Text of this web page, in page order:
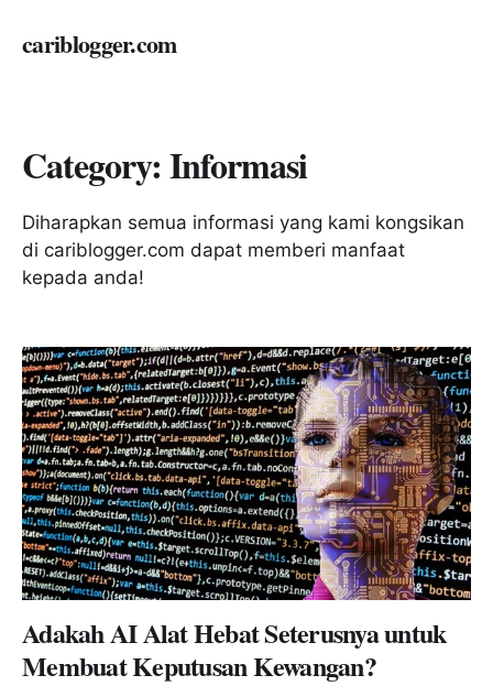
cariblogger.com
Category:Informasi
Diharapkan semua informasi yang kami kongsikan
di cariblogger.com dapat memberi manfaat
kepada anda!
Adakah AI Alat Hebat Seterusnya untuk
Membuat Keputusan Kewangan?